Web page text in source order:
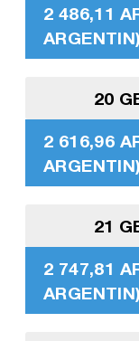
2 486,11
ARGENTIN)
20
2 616,96
ARGENTIN)
21
2 747,81
ARGENTIN)